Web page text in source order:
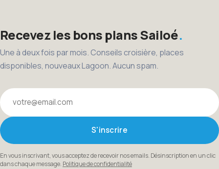
Recevez les bons plans Sailoé
Une à deux fois par mois. Conseils croisière, places
disponibles, nouveaux Lagoon. Aucun spam.
Votre email
S'inscrire
En vous inscrivant, vous acceptez de recevoir nos emails. Désinscription en un clic
dans chaque message. Politique de confidentialité